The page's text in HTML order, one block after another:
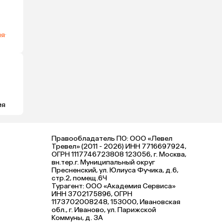
·
Правообладатель ПО: ООО «Левел
Тревел» (2011 - 2026) ИНН 7716697924,
ОГРН 1117746723808 123056, г. Москва,
вн.тер.г. Муниципальный округ
Пресненский, ул. Юлиуса Фучика, д.6,
стр.2, помещ.6Ч
Турагент: ООО «Академия Сервиса»
ИНН 3702175896, ОГРН
1173702008248, 153000, Ивановская
обл., г. Иваново, ул. Парижской
Коммуны, д. ЗА